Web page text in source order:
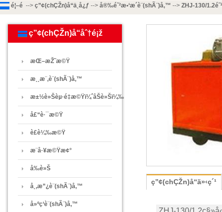
é¦–é  --> ç”¢(chÇŽn)å“ä¸­å¿ƒ --> å®‰é˜²æ•‘æ´è¨­(shÃ¨)å‚™ --> ZHJ-130/
ç”¢(chÇŽn)å“åˆ†é¡ž
æŒ–æŽ˜æ©Ÿ
æ¸¸æ¨‚è¨­(shÃ¨)å‚™
æ±½è»Šèµ·é‡æ©Ÿï¼ˆåŠè»Šï¼‰
å£“è·¯æ©Ÿ
è£è¼‰æ©Ÿ
æ¨å·¥æ©Ÿæ¢°
å‰è»Š
å¸‚æ”¿è¨­(shÃ¨)å‚™
å»ºç­‘è¨­(shÃ¨)å‚™
ç”¢(chÇŽn)å“ä»‹ç´¹